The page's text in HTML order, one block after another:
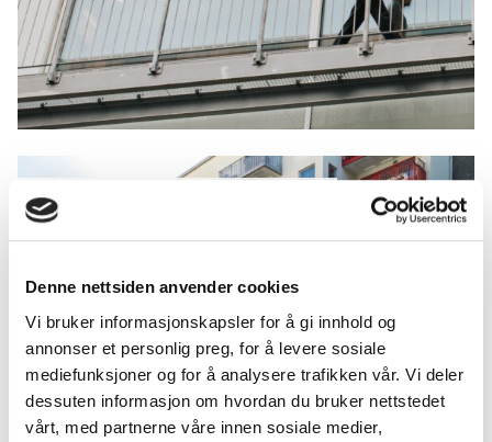
Denne nettsiden anvender cookies
Vi bruker informasjonskapsler for å gi innhold og
annonser et personlig preg, for å levere sosiale
mediefunksjoner og for å analysere trafikken vår. Vi deler
dessuten informasjon om hvordan du bruker nettstedet
vårt, med partnerne våre innen sosiale medier,
BALKONGREKKVERK